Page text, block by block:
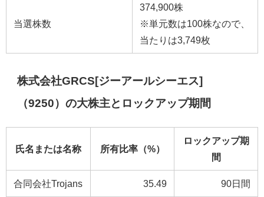
当選株数
374,900株
※単元数は100株なので、
当たりは3,749枚
株式会社GRCS[ジーアールシーエス]
（9250）の大株主とロックアップ期間
氏名または名称 所有比率（%）
ロックアップ期
間
合同会社Trojans 35.49 90日間